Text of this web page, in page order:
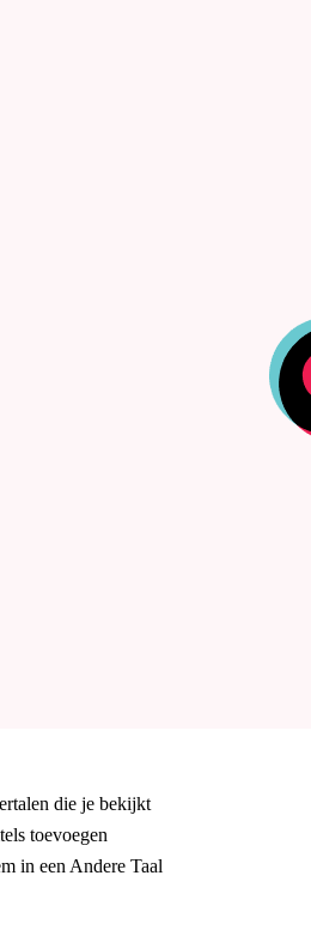
die je bekijkt
toevoegen
in een Andere Taal